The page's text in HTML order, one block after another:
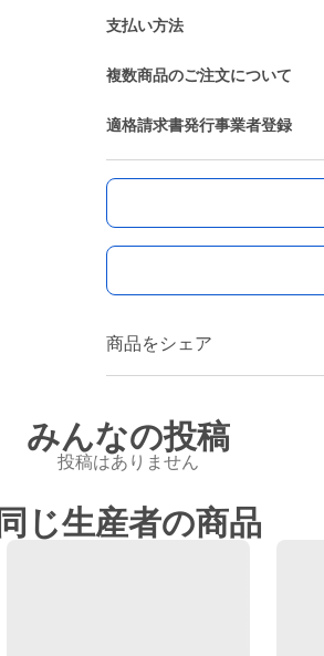
支払い方法
複数商品のご注文について
適格請求書発行事業者登録
商品をシェア
みんなの投稿
投稿はありません
同じ生産者の商品